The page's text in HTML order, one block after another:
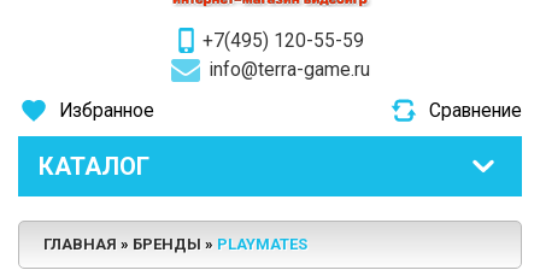
+7(495) 120-55-59
info@terra-game.ru
Избранное Сравнение
КАТАЛОГ
ГЛАВНАЯ БРЕНДЫ PLAYMATES